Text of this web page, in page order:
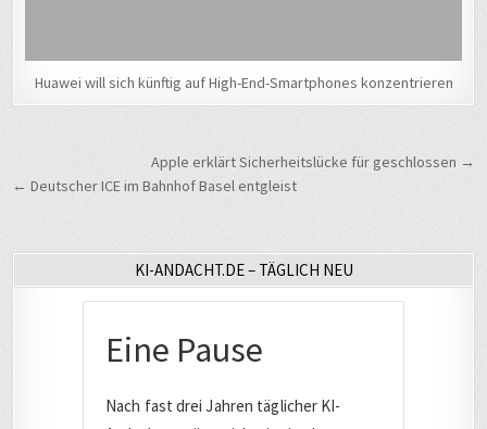
Huawei will sich künftig auf High-End-Smartphones konzentrieren
BeitragsnavigationApple erklärt Sicherheitslücke für geschlossen →
← Deutscher ICE im Bahnhof Basel entgleist
KI-ANDACHT.DE – TÄGLICH NEU